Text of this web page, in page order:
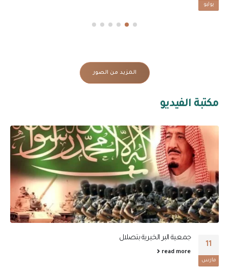
يوليو
المزيد من الصور
مكتبة الفيديو
11
مارس
جمعية البر الخيرية بتصلال
read more